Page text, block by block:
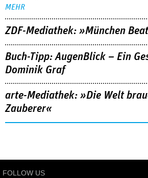
MEHR
ZDF-Mediathek: »München
Buch-Tipp: AugenBlick – Ein
Dominik Graf
arte-Mediathek: »Die Welt
Zauberer«
FOLLOW US